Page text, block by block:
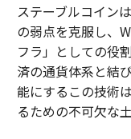
ステーブルコイン
の弱点を克服し、
フラ」としての役
済の通貨体系と結
能にするこの技術
るための不可欠な